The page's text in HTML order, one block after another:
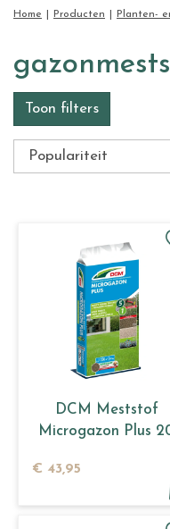
Home Producten Planten-
Toon filters
DCM Meststof
Microgazon Plus
€ 43,95